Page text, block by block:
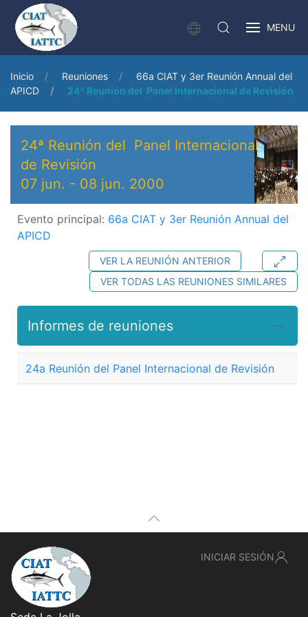
MENU
Inicio Reuniones
66a CIAT y 3er Reunión Annual del
APICD
24ª Reunión del Panel Internacional de Revisión
24ª Reunión del Panel Internacional
de Revisión
07 jun. - 08 jun. 2000
Evento principal: 66a CIAT y 3er Reunión Annual del
APICD
VER LA REUNIÓN ANTERIOR
VER TODAS LAS REUNIONES SIMILARES
Informes de reuniones
24a Reunión del Panel Internacional de Revisión
INICIAR SESIÓN